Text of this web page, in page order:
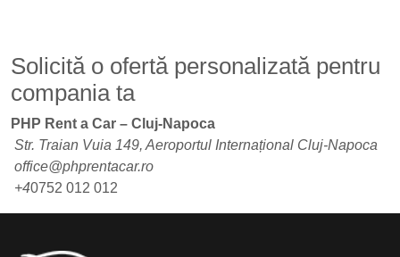
Solicită o ofertă personalizată pentru
compania ta
PHP Rent a Car – Cluj-Napoca
Str. Traian Vuia 149, Aeroportul Internațional Cluj-Napoca
office@phprentacar.ro
+40752 012 012